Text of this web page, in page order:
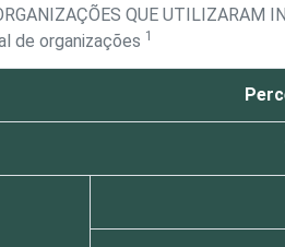
QUE UTILIZARAM
de organizações 1